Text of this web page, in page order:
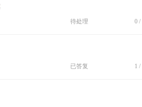
待处理 0 /
已答复 1 /